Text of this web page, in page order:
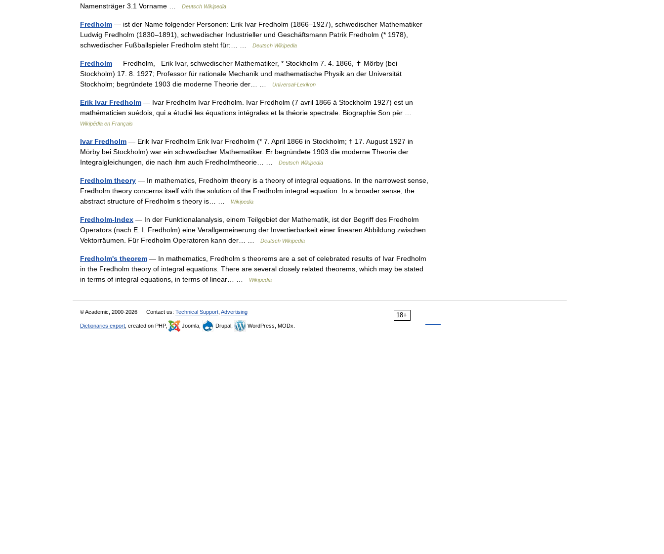
Namensträger 3.1 Vorname …
Deutsch Wikipedia
Fredholm — ist der Name folgender Personen: Erik Ivar Fredholm (1866–1927), schwedischer Mathematiker
Ludwig Fredholm (1830–1891), schwedischer Industrieller und Geschäftsmann Patrik Fredholm (* 1978),
schwedischer Fußballspieler Fredholm steht für:… …
Deutsch Wikipedia
Fredholm — Fredholm, Erik Ivar, schwedischer Mathematiker, * Stockholm 7. 4. 1866, ✝ Mörby (bei
Stockholm) 17. 8. 1927; Professor für rationale Mechanik und mathematische Physik an der Universität
Stockholm; begründete 1903 die moderne Theorie der… …
Universal-Lexikon
Erik Ivar Fredholm — Ivar Fredholm Ivar Fredholm. Ivar Fredholm (7 avril 1866 à Stockholm 1927) est un
mathématicien suédois, qui a étudié les équations intégrales et la théorie spectrale. Biographie Son pèr …
Wikipédia en Français
Ivar Fredholm — Erik Ivar Fredholm Erik Ivar Fredholm (* 7. April 1866 in Stockholm; † 17. August 1927 in
Mörby bei Stockholm) war ein schwedischer Mathematiker. Er begründete 1903 die moderne Theorie der
Integralgleichungen, die nach ihm auch Fredholmtheorie… …
Deutsch Wikipedia
Fredholm theory — In mathematics, Fredholm theory is a theory of integral equations. In the narrowest sense,
Fredholm theory concerns itself with the solution of the Fredholm integral equation. In a broader sense, the
abstract structure of Fredholm s theory is… …
Wikipedia
Fredholm-Index — In der Funktionalanalysis, einem Teilgebiet der Mathematik, ist der Begriff des Fredholm
Operators (nach E. I. Fredholm) eine Verallgemeinerung der Invertierbarkeit einer linearen Abbildung zwischen
Vektorräumen. Für Fredholm Operatoren kann der… …
Deutsch Wikipedia
Fredholm's theorem — In mathematics, Fredholm s theorems are a set of celebrated results of Ivar Fredholm
in the Fredholm theory of integral equations. There are several closely related theorems, which may be stated
in terms of integral equations, in terms of linear… …
Wikipedia
18+
© Academic, 2000-2026 Contact us: Technical Support Advertising
Dictionaries export , created on PHP, Joomla, Drupal, WordPress, MODx.